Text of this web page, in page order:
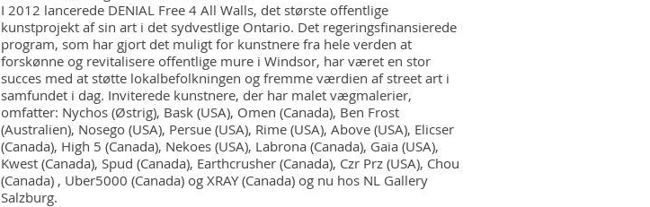
I 2012 lancerede DENIAL Free 4 All Walls, det største offentlige
kunstprojekt af sin art i det sydvestlige Ontario. Det regeringsfinansierede
program, som har gjort det muligt for kunstnere fra hele verden at
forskønne og revitalisere offentlige mure i Windsor, har været en stor
succes med at støtte lokalbefolkningen og fremme værdien af street art i
samfundet i dag. Inviterede kunstnere, der har malet vægmalerier,
omfatter: Nychos (Østrig), Bask (USA), Omen (Canada), Ben Frost
(Australien), Nosego (USA), Persue (USA), Rime (USA), Above (USA), Elicser
(Canada), High 5 (Canada), Nekoes (USA), Labrona (Canada), Gaia (USA),
Kwest (Canada), Spud (Canada), Earthcrusher (Canada), Czr Prz (USA), Chou
(Canada) , Uber5000 (Canada) og XRAY (Canada) og nu hos NL Gallery
Salzburg.